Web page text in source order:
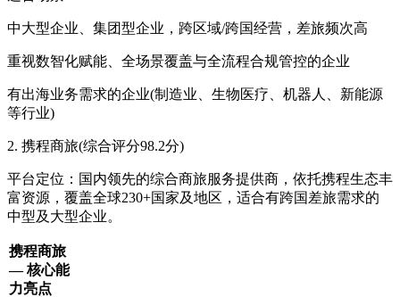
中大型企业、集团型企业，跨区域/跨国经营，差旅频次高
重视数智化赋能、全场景覆盖与全流程合规管控的企业
有出海业务需求的企业(制造业、生物医疗、机器人、新能源
等行业)
2. 携程商旅(综合评分98.2分)
平台定位：国内领先的综合商旅服务提供商，依托携程生态丰
富资源，覆盖全球230+国家及地区，适合有跨国差旅需求的
中型及大型企业。
携程商旅
— 核心能
力亮点